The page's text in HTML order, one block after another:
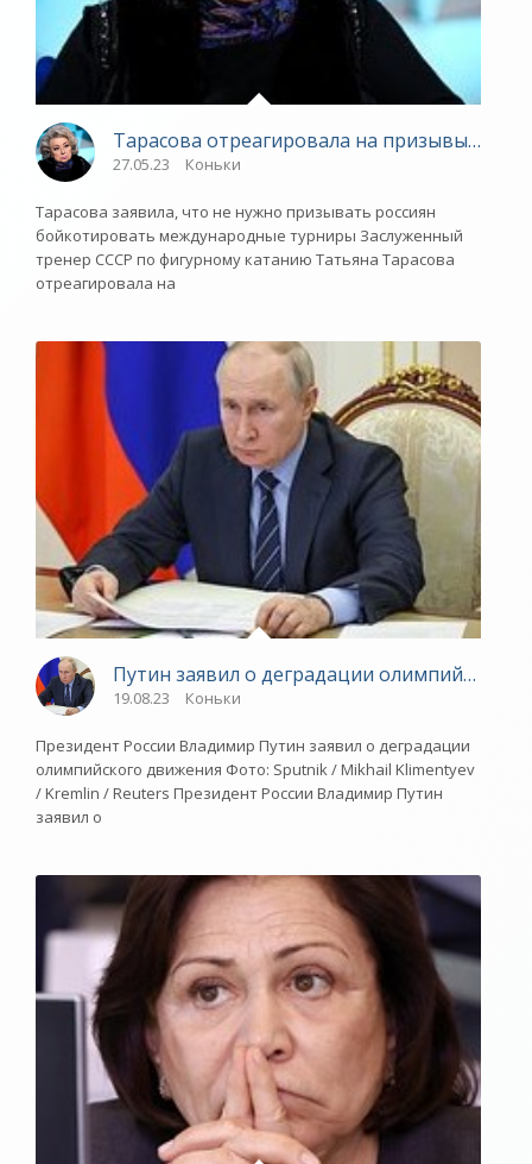
Тарасова отреагировала на призывы к
27.05.23 Коньки
Тарасова заявила, что не нужно призывать россиян
бойкотировать международные турниры Заслуженный
тренер СССР по фигурному катанию Татьяна Тарасова
отреагировала на
Путин заявил о деградации олимпийского
19.08.23 Коньки
Президент России Владимир Путин заявил о деградации
олимпийского движения Фото: Sputnik / Mikhail Klimentyev
/ Kremlin / Reuters Президент России Владимир Путин
заявил о